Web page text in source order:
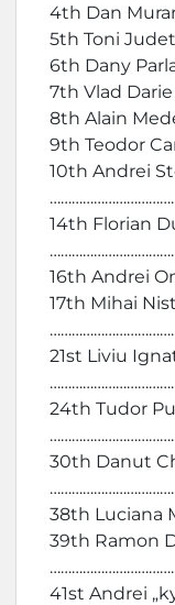
4th Dan
5th Toni
6th Dany
7th Vlad Darie
8th Alain
9th Teodor
10th Andrei
14th Florian
16th Andrei
17th Mihai
21st Liviu
24th Tudor
30th Danut
38th Luciana
39th Ramon
41st Andrei